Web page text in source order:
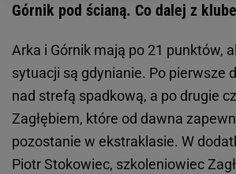
Górnik pod ścianą. Co dalej z
Arka i Górnik mają po 21 punktów,
sytuacji są gdynianie. Po pierwsze
nad strefą spadkową, a po drugie
Zagłębiem, które od dawna
pozostanie w ekstraklasie. W
Piotr Stokowiec, szkoleniowiec